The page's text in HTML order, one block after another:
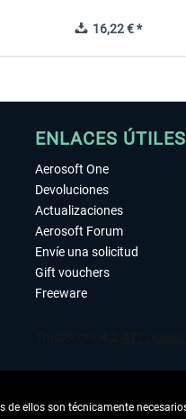
16,22 € *
ENLACES ÚTILES
Aerosoft One
Devoluciones
Actualizaciones
Aerosoft Forum
Envíe una solicitud
Gift vouchers
Freeware
de ellos son técnicamente